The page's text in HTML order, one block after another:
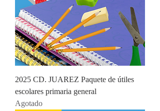
2025 CD. JUAREZ Paquete de útiles
escolares primaria general
Agotado